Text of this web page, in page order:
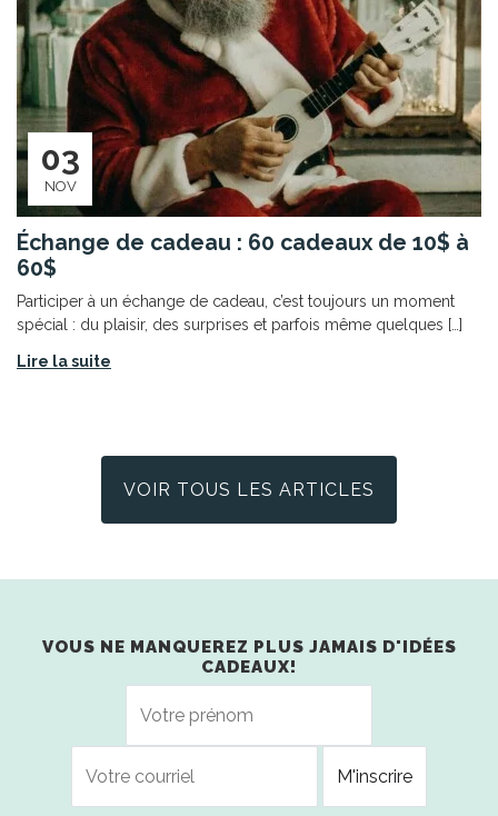
03
NOV
Échange de cadeau : 60 cadeaux de 10$ à
60$
Participer à un échange de cadeau, c’est toujours un moment
spécial : du plaisir, des surprises et parfois même quelques […]
Lire la suite
VOIR TOUS LES ARTICLES
VOUS NE MANQUEREZ PLUS JAMAIS D'IDÉES
CADEAUX!